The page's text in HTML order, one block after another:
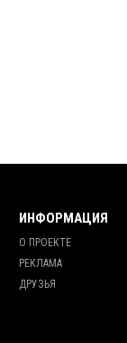
ИНФОРМАЦИЯ
О ПРОЕКТЕ
РЕКЛАМА
ДРУЗЬЯ